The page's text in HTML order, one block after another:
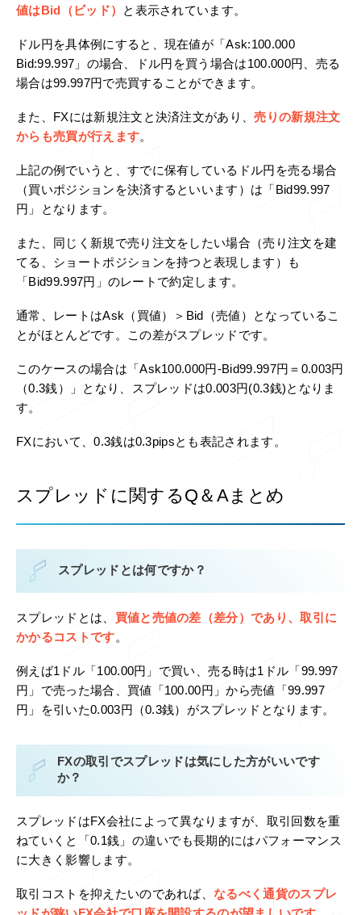
値はBid（ビッド）
と表示されています。
ドル円を具体例にすると、現在値が「Ask:100.000
Bid:99.997」の場合、ドル円を買う場合は100.000円、売る
場合は99.997円で売買することができます。
また、FXには新規注文と決済注文があり、売りの新規注文
からも売買が行えます。
上記の例でいうと、すでに保有しているドル円を売る場合
（買いポジションを決済するといいます）は「Bid99.997
円」となります。
また、同じく新規で売り注文をしたい場合（売り注文を建
てる、ショートポジションを持つと表現します）も
「Bid99.997円」のレートで約定します。
通常、レートはAsk（買値）＞Bid（売値）となっているこ
とがほとんどです。この差がスプレッドです。
このケースの場合は「Ask100.000円-Bid99.997円＝0.003円
（0.3銭）」となり、スプレッドは0.003円(0.3銭)となりま
す。
FXにおいて、0.3銭は0.3pipsとも表記されます。
スプレッドに関するQ＆Aまとめ
スプレッドとは何ですか？
スプレッドとは、 買値と売値の差（差分）であり、取引に
かかるコストです。
例えば1ドル「100.00円」で買い、売る時は1ドル「99.997
円」で売った場合、買値「100.00円」から売値「99.997
円」を引いた0.003円（0.3銭）がスプレッドとなります。
FXの取引でスプレッドは気にした方がいいです
か？
スプレッドはFX会社によって異なりますが、取引回数を重
ねていくと「0.1銭」の違いでも長期的にはパフォーマンス
に大きく影響します。
取引コストを抑えたいのであれば、なるべく通貨のスプレ